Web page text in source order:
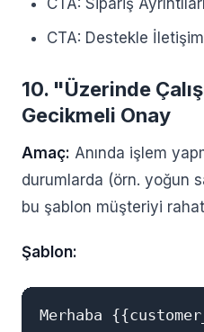
CTA: Sipariş
CTA: Destekle
10. "Üzerinde
Gecikmeli Onay
Amaç: Anında işlem
durumlarda (örn. yoğun
bu şablon müşteriyi
Şablon:
Merhaba